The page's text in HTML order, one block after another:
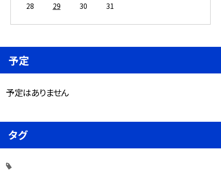
28
29 30 31
予定
予定はありません
タグ